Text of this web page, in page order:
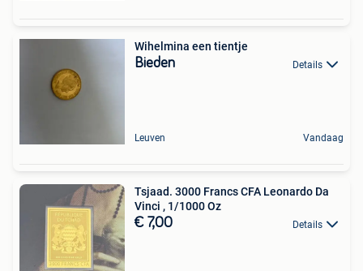
Wihelmina een tientje
Bieden Details
Leuven Vandaag
Tsjaad. 3000 Francs CFA Leonardo Da
Vinci , 1/1000 Oz
€ 7,00 Details